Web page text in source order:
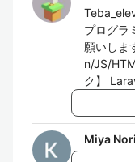
プログラ
願いしま
n/JS/
ク】
Miya Nori